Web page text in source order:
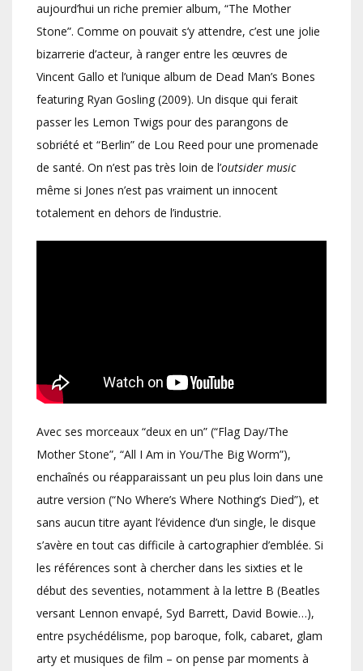
aujourd’hui un riche premier album, “The Mother
Stone”. Comme on pouvait s’y attendre, c’est une jolie
bizarrerie d’acteur, à ranger entre les œuvres de
Vincent Gallo et l’unique album de Dead Man’s Bones
featuring Ryan Gosling (2009). Un disque qui ferait
passer les Lemon Twigs pour des parangons de
sobriété et “Berlin” de Lou Reed pour une promenade
de santé. On n’est pas très loin de l’outsider music
même si Jones n’est pas vraiment un innocent
totalement en dehors de l’industrie.
Avec ses morceaux “deux en un” (“Flag Day/The
Mother Stone”, “All I Am in You/The Big Worm”),
enchaînés ou réapparaissant un peu plus loin dans une
autre version (“No Where’s Where Nothing’s Died”), et
sans aucun titre ayant l’évidence d’un single, le disque
s’avère en tout cas difficile à cartographier d’emblée. Si
les références sont à chercher dans les sixties et le
début des seventies, notamment à la lettre B (Beatles
versant Lennon envapé, Syd Barrett, David Bowie…),
entre psychédélisme, pop baroque, folk, cabaret, glam
arty et musiques de film – on pense par moments à